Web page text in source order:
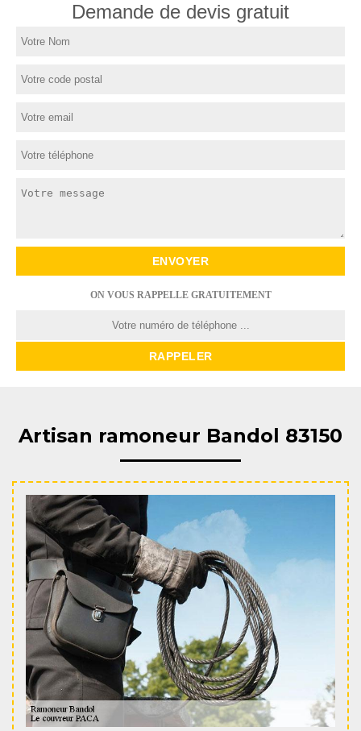
Demande de devis gratuit
ON VOUS RAPPELLE GRATUITEMENT
Artisan ramoneur Bandol 83150